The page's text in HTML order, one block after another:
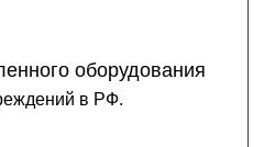
оборудования
в РФ.